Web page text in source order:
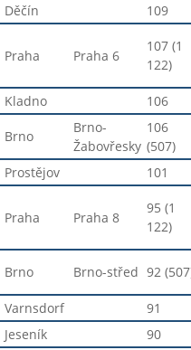
Děčín 109
Praha Praha 6
107 (1
122)
Kladno
106
Brno
Brno-
Žabovřesky
106
(507)
Prostějov 101
Praha Praha 8
95 (1
122)
Brno Brno-střed 92
Varnsdorf
91
Jeseník 90